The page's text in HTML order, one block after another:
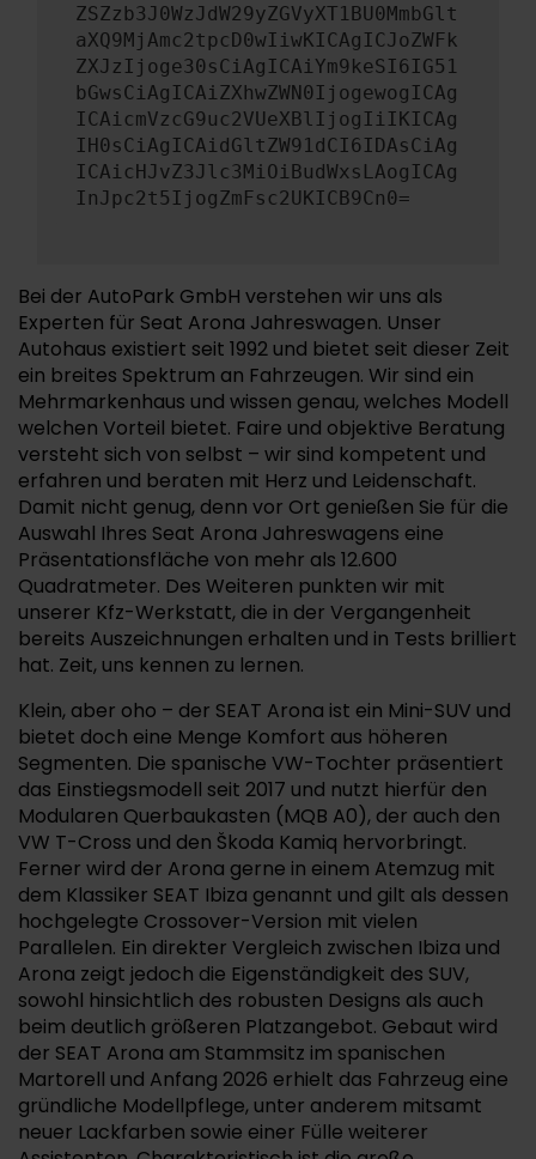
ZSZzb3J0WzJdW29yZGVyXT1BU0MmbGlt
aXQ9MjAmc2tpcD0wIiwKICAgICJoZWFk
ZXJzIjoge30sCiAgICAiYm9keSI6IG51
bGwsCiAgICAiZXhwZWN0IjogewogICAg
ICAicmVzcG9uc2VUeXBlIjogIiIKICAg
IH0sCiAgICAidGltZW91dCI6IDAsCiAg
ICAicHJvZ3Jlc3MiOiBudWxsLAogICAg
InJpc2t5IjogZmFsc2UKICB9Cn0=
Bei der AutoPark GmbH verstehen wir uns als
Experten für Seat Arona Jahreswagen. Unser
Autohaus existiert seit 1992 und bietet seit dieser Zeit
ein breites Spektrum an Fahrzeugen. Wir sind ein
Mehrmarkenhaus und wissen genau, welches Modell
welchen Vorteil bietet. Faire und objektive Beratung
versteht sich von selbst – wir sind kompetent und
erfahren und beraten mit Herz und Leidenschaft.
Damit nicht genug, denn vor Ort genießen Sie für die
Auswahl Ihres Seat Arona Jahreswagens eine
Präsentationsfläche von mehr als 12.600
Quadratmeter. Des Weiteren punkten wir mit
unserer Kfz-Werkstatt, die in der Vergangenheit
bereits Auszeichnungen erhalten und in Tests brilliert
hat. Zeit, uns kennen zu lernen.
Klein, aber oho – der SEAT Arona ist ein Mini-SUV und
bietet doch eine Menge Komfort aus höheren
Segmenten. Die spanische VW-Tochter präsentiert
das Einstiegsmodell seit 2017 und nutzt hierfür den
Modularen Querbaukasten (MQB A0), der auch den
VW T-Cross und den Škoda Kamiq hervorbringt.
Ferner wird der Arona gerne in einem Atemzug mit
dem Klassiker SEAT Ibiza genannt und gilt als dessen
hochgelegte Crossover-Version mit vielen
Parallelen. Ein direkter Vergleich zwischen Ibiza und
Arona zeigt jedoch die Eigenständigkeit des SUV,
sowohl hinsichtlich des robusten Designs als auch
beim deutlich größeren Platzangebot. Gebaut wird
der SEAT Arona am Stammsitz im spanischen
Martorell und Anfang 2026 erhielt das Fahrzeug eine
gründliche Modellpflege, unter anderem mitsamt
neuer Lackfarben sowie einer Fülle weiterer